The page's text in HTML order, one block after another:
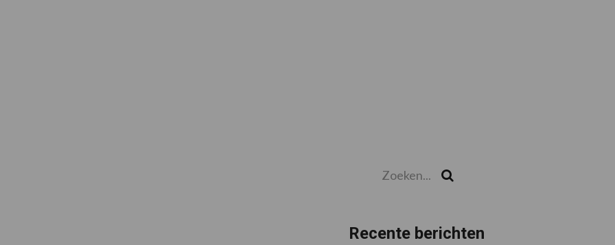
Recente berichten